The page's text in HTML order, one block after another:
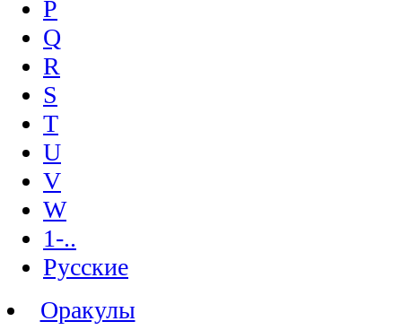
P
Q
R
S
T
U
V
W
1-..
Русские
Оракулы